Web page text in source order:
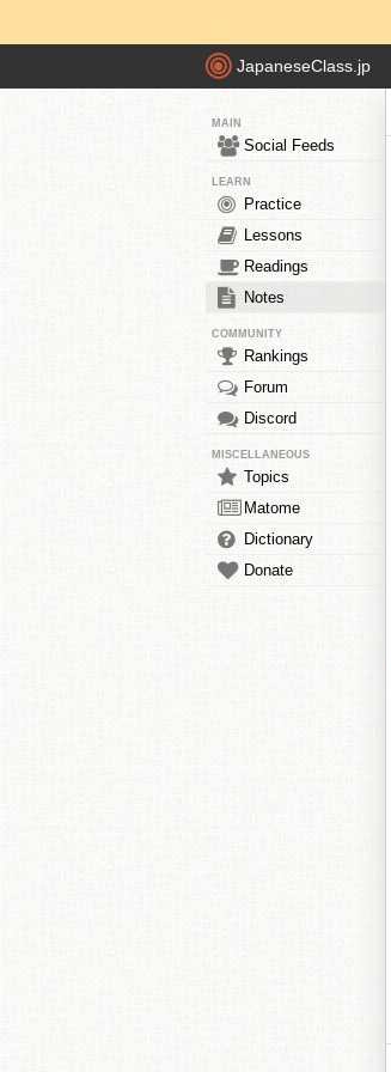
JapaneseClass.jp
MAIN
Social Feeds
LEARN
Practice
Lessons
Readings
Notes
COMMUNITY
Rankings
Forum
Discord
MISCELLANEOUS
Topics
Matome
Dictionary
Donate